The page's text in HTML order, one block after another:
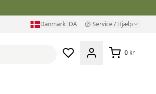
Danmark| DA Service / Hjælp
0 kr